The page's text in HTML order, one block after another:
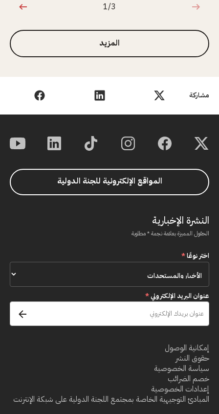
مشاركة
1 من 3
1/3
المزيد
المواقع الإلكترونية للجنة الدولية
النشرة الإخبارية
الحقول المميزة بعلامة نجمة * مطلوبة
اختر نوعًا*
عنوان البريد الإلكتروني*
إمكانية الوصول
حقوق النشر
سياسة الخصوصية
خصم الضرائب
إعدادات الخصوصية
المبادئ التوجيهية الخاصة بمجتمع اللجنة الدولية على شبكة الإنترنت